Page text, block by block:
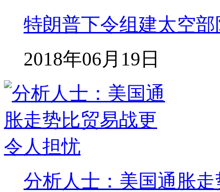
特朗普下令组建太空
2018年06月19日
分析人士：美国通胀